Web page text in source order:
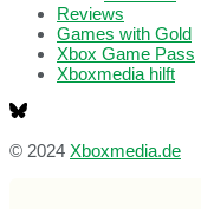
Reviews
Games with Gold
Xbox Game Pass
Xboxmedia hilft
© 2024 Xboxmedia.de